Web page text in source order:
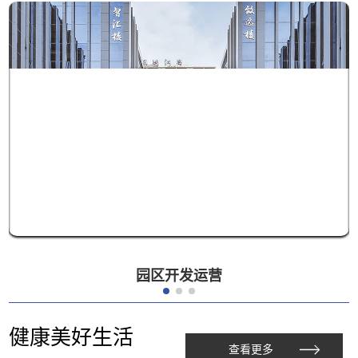
园区开发运营
健康美好生活 查看更多